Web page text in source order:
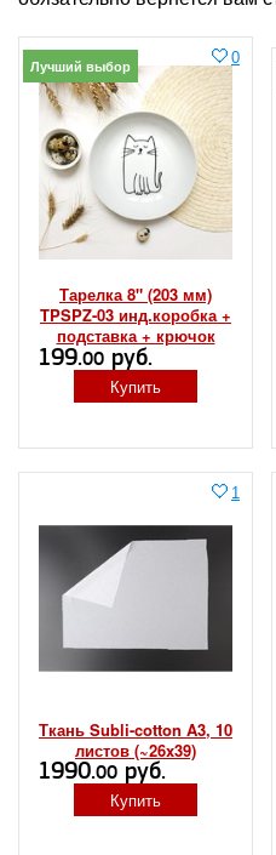
Тарелка 8" (203 мм)
TPSPZ-03 инд.коробка +
подставка + крючок
0
Лучший выбор
199.00 руб.
Купить
Ткань Subli-cotton A3, 10
листов (~26x39)
1
1990.00 руб.
Купить